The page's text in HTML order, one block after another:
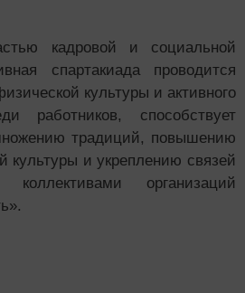
кадровой и социальной
спартакиада проводится
культуры и активного
работников, способствует
традиций, повышению
культуры и укреплению связей
организаций